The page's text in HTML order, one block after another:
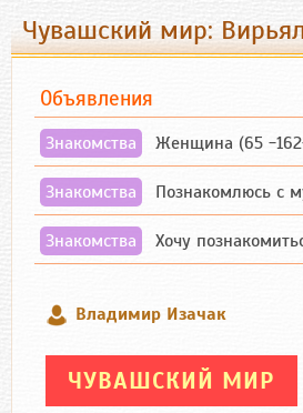
Чувашский мир:
Объявления
Знакомства Женщина (65 -162-
Знакомства Познакомлюсь с
Знакомства Хочу
Владимир Изачак
ЧУВАШСКИЙ МИР